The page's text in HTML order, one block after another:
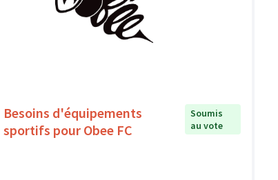
Besoins d'équipements
sportifs pour Obee FC
Soumis
au vote